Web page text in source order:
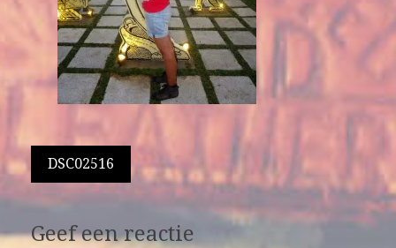
Berichtnavigatie
DSC02516
Geef een reactie